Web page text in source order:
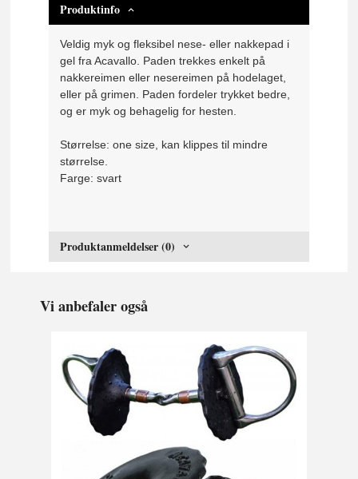
Produktinfo
Veldig myk og fleksibel nese- eller nakkepad i
gel fra Acavallo. Paden trekkes enkelt på
nakkereimen eller nesereimen på hodelaget,
eller på grimen. Paden fordeler trykket bedre,
og er myk og behagelig for hesten.
Størrelse: one size, kan klippes til mindre
størrelse.
Farge: svart
Produktanmeldelser (0)
Vi anbefaler også